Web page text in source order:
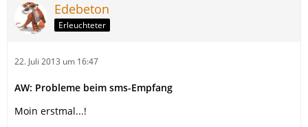
Edebeton
Erleuchteter
22. Juli 2013 um 16:47
AW: Probleme beim sms-Empfang
Moin erstmal...!